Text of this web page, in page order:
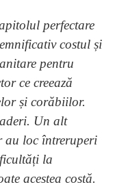
perfectare
costul și
pentru
ce creează
și corăbiilor.
Un alt
au loc întreruperi
la
acestea costă.